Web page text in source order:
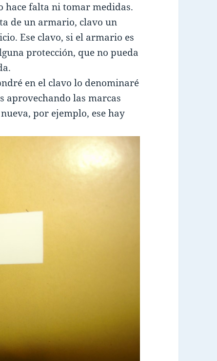
hace falta ni tomar medidas.
de un armario, clavo un
Ese clavo, si el armario es
protección, que no pueda
en el clavo lo denominaré
aprovechando las marcas
por ejemplo, ese hay